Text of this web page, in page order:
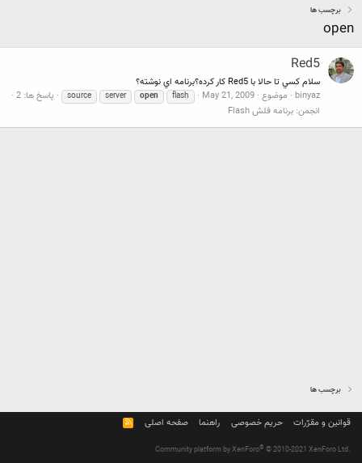
برچسب ها
open
Red5
سلام کسي تا حالا با Red5 کار کرده؟برنامه اي نوشته؟
binyaz موضوع May 21, 2009
flash
open
server
source
پاسخ ها: 2
انجمن: برنامه فلش Flash
برچسب ها
قوانین و مقرّرات حریم خصوصی راهنما صفحه اصلی
R
S
Community platform by XenForo® © 2010-2021 XenForo Ltd.